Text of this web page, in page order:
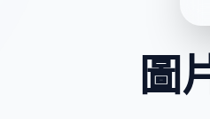
圖